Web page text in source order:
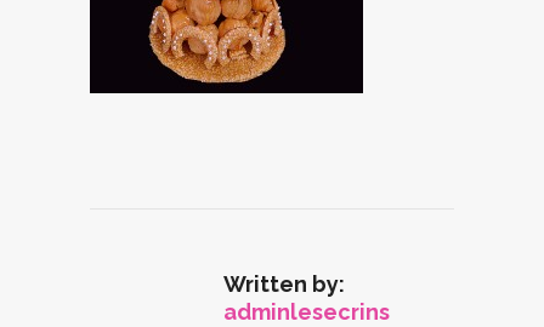
Written by:
adminlesecrins